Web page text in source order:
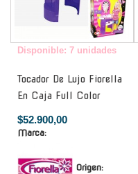
Disponible: 7 unidades
Tocador De Lujo Fiorella
En Caja Full Color
$52.900,00
Marca:
Origen: